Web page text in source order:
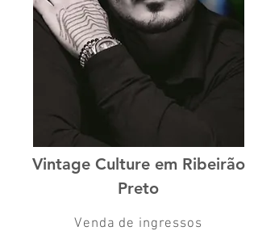
Vintage Culture em Ribeirão
Preto
Venda de ingressos